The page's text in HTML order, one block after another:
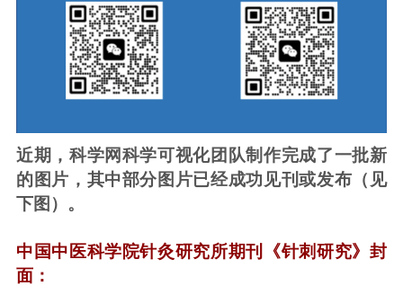
近期，科学网科学可视化团队制作完成了一批新
的图片，其中部分图片已经成功见刊或发布（见
下图）。
中国中医科学院针灸研究所期刊《针刺研究》封
面：